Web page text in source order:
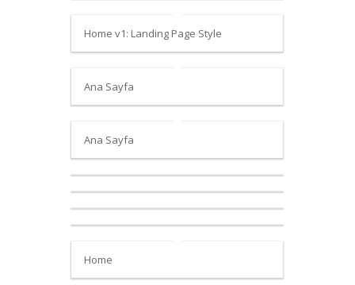
Home v1: Landing Page Style
Ana Sayfa
Ana Sayfa
Home